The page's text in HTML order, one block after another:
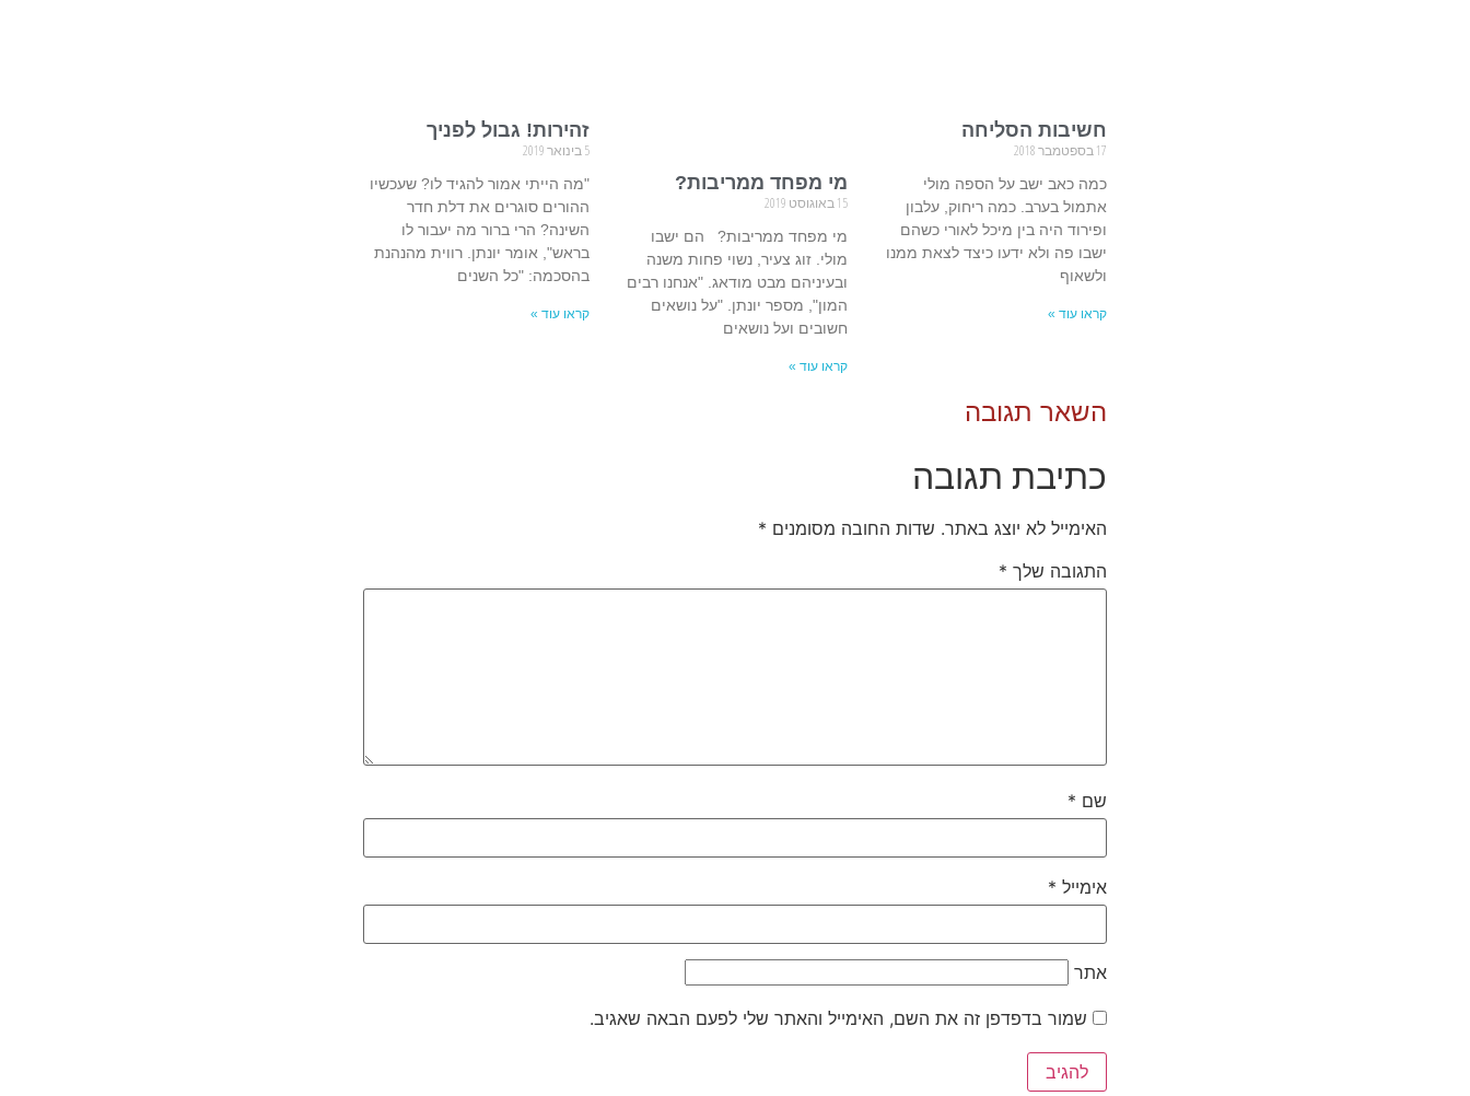
חשיבות הסליחה
17 בספטמבר 2018
כמה כאב ישב על הספה מולי
אתמול בערב. כמה ריחוק, עלבון
ופירוד היה בין מיכל לאורי כשהם
ישבו פה ולא ידעו כיצד לצאת ממנו
ולשאוף
קראו עוד »
מי מפחד ממריבות?
15 באוגוסט 2019
מי מפחד ממריבות? הם ישבו
מולי. זוג צעיר, נשוי פחות משנה
ובעיניהם מבט מודאג. "אנחנו רבים
המון", מספר יונתן. "על נושאים
חשובים ועל נושאים
קראו עוד »
זהירות! גבול לפניך
5 בינואר 2019
"מה הייתי אמור להגיד לו? שעכשיו
ההורים סוגרים את דלת חדר
השינה? הרי ברור מה יעבור לו
בראש", אומר יונתן. רווית מהנהנת
בהסכמה: "כל השנים
קראו עוד »
השאר תגובה
כתיבת תגובה
האימייל לא יוצג באתר. שדות החובה מסומנים *
התגובה שלך *
שם *
אימייל *
אתר
שמור בדפדפן זה את השם, האימייל והאתר שלי לפעם הבאה שאגיב.